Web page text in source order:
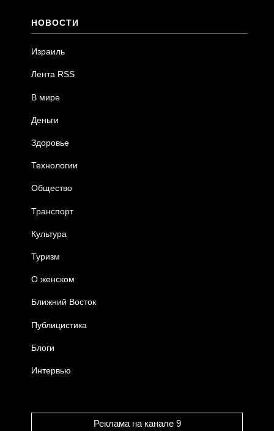
НОВОСТИ
Израиль
Лента RSS
В мире
Деньги
Здоровье
Технологии
Общество
Транспорт
Культура
Туризм
О женском
Ближний Восток
Публицистика
Блоги
Интервью
Реклама на канале 9